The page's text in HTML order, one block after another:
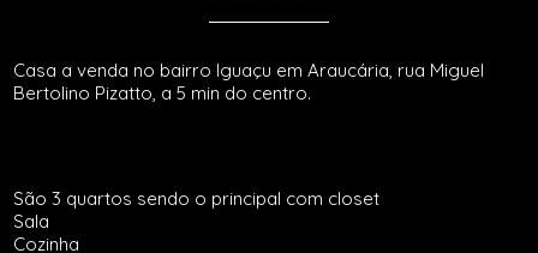
Casa a venda no bairro Iguaçu em Araucária, rua Miguel
Bertolino Pizatto, a 5 min do centro.
São 3 quartos sendo o principal com closet
Sala
Cozinha